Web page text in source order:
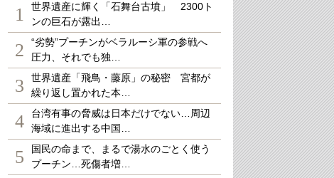
1
世界遺産に輝く「石舞台古墳」 2300ト
ンの巨石が露出…
2
“劣勢”プーチンがベラルーシ軍の参戦へ
圧力、それでも独…
3
世界遺産「飛鳥・藤原」の秘密 宮都が
繰り返し置かれた本…
4
台湾有事の脅威は日本だけでない…周辺
海域に進出する中国…
5
国民の命まで、まるで湯水のごとく使う
プーチン…死傷者増…